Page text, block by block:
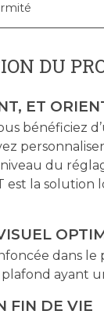
DU
ET
bénéficiez
du
est la
dans
plafond ayant
FIN DE VIE